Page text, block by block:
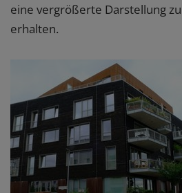
eine vergrößerte Darstellung zu
erhalten.